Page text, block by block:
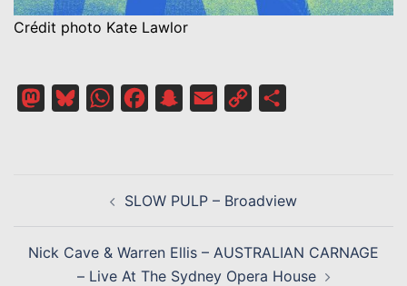
Crédit photo Kate Lawlor
MastodonBlueskyWhatsAppFacebookSnapchat
Email
Copy
D’ARTICLE SLOW PULP – Broadview
Nick Cave & Warren Ellis – AUSTRALIAN CARNAGE
– Live At The Sydney Opera House